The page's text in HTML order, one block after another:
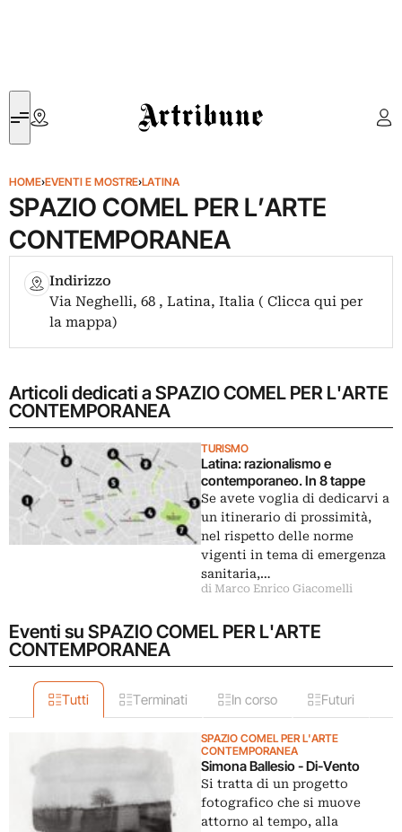
Artribune
HOME›EVENTI E MOSTRE›LATINA
SPAZIO COMEL PER L’ARTE
CONTEMPORANEA
Indirizzo
Via Neghelli, 68 , Latina, Italia ( Clicca qui per
la mappa)
Articoli dedicati a SPAZIO COMEL PER L'ARTE
CONTEMPORANEA
TURISMO
Latina: razionalismo e
contemporaneo. In 8 tappe
Se avete voglia di dedicarvi a
un itinerario di prossimità,
nel rispetto delle norme
vigenti in tema di emergenza
sanitaria,…
di Marco Enrico Giacomelli
Eventi su SPAZIO COMEL PER L'ARTE
CONTEMPORANEA
Tutti Terminati In corso Futuri
SPAZIO COMEL PER L'ARTE
CONTEMPORANEA
Simona Ballesio - Di-Vento
Si tratta di un progetto
fotografico che si muove
attorno al tempo, alla